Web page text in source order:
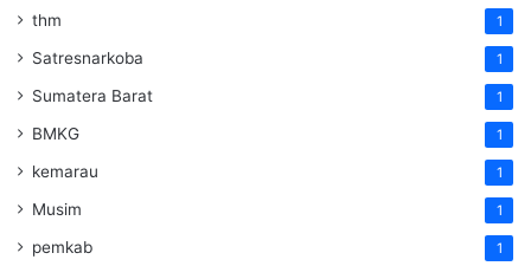
thm 1
Satresnarkoba 1
Sumatera Barat 1
BMKG 1
kemarau 1
Musim 1
pemkab 1